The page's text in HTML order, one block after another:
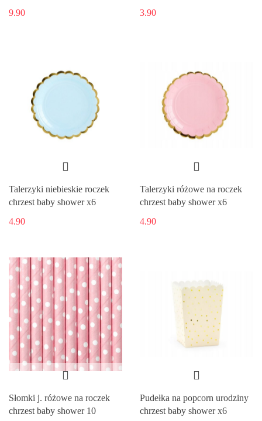
9.90
3.90
Talerzyki niebieskie roczek
chrzest baby shower x6
4.90
Talerzyki różowe na roczek
chrzest baby shower x6
4.90
Słomki j. różowe na roczek
chrzest baby shower 10
Pudełka na popcorn urodziny
chrzest baby shower x6